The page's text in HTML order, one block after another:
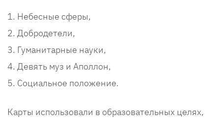
Небесные сферы,
Добродетели,
Гуманитарные науки,
Девять муз и Аполлон,
Социальное положение.
Карты использовали в образовательных целях,